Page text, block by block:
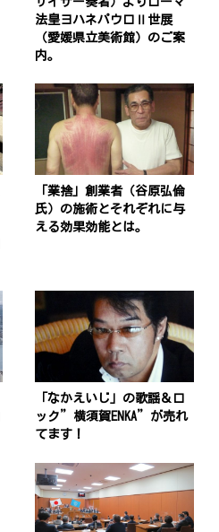
法皇ヨハネパウロⅡ世展
（愛媛県立美術館）のご案
内。
「業捨」創業者（谷原弘倫
氏）の施術とそれぞれに与
える効果効能とは。
「なかえいじ」の歌謡＆ロ
ック”横須賀ENKA”が売れ
てます！